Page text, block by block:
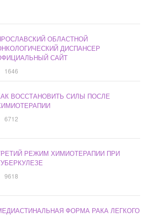
ОБЛАСТНОЙ
ДИСПАНСЕР
САЙТ
1646
ВОССТАНОВИТЬ СИЛЫ ПОСЛЕ
6712
РЕЖИМ ХИМИОТЕРАПИИ ПРИ
9618
ФОРМА РАКА ЛЕГКОГО